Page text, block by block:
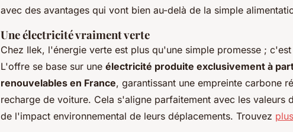
avec des avantages qui vont bien au-delà de la simple
Une électricité vraiment verte
Chez Ilek, l'énergie verte est plus qu'une simple promesse ;
L'offre se base sur une électricité produite exclusivement à
renouvelables en France, garantissant une empreinte carbone
recharge de voiture. Cela s'aligne parfaitement avec les valeurs
de l'impact environnemental de leurs déplacements. Trouvez